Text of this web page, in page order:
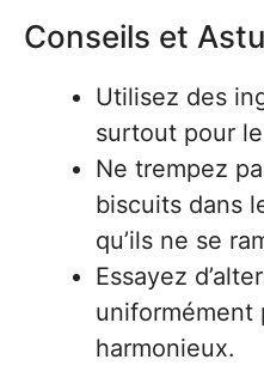
Conseils et
Utilisez des
surtout pour
Ne trempez
biscuits dans
qu’ils ne se
Essayez
uniformément
harmonieux.